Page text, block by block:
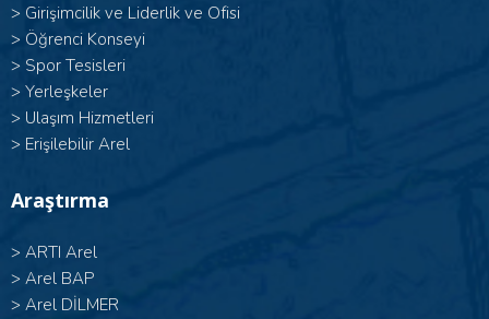
> Girişimcilik ve Liderlik ve Ofisi
> Öğrenci Konseyi
> Spor Tesisleri
> Yerleşkeler
> Ulaşım Hizmetleri
> Erişilebilir Arel
Araştırma
> ARTI Arel
> Arel BAP
> Arel DİLMER